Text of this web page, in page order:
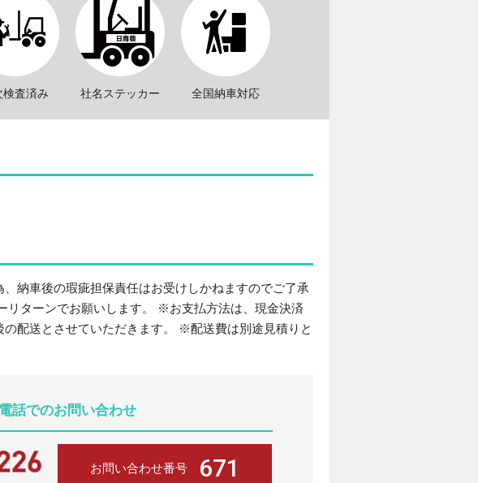
検査済み 社名ステッカー 全国納車対応
納車後の瑕疵担保責任はお受けしかねますのでご了承
リターンでお願いします。 ※お支払方法は、現金決済
配送とさせていただきます。 ※配送費は別途見積りと
電話でのお問い合わせ
お問い合わせ番号 671